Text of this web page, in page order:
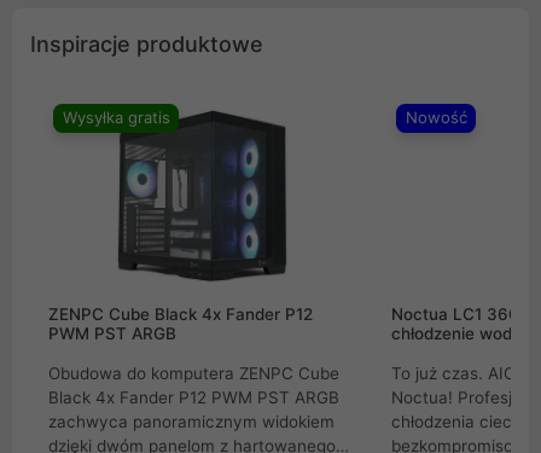
Inspiracje produktowe
Wysyłka gratis
ZENPC Cube Black 4x Fander P12
PWM PST ARGB
Obudowa do komputera ZENPC Cube
Black 4x Fander P12 PWM PST ARGB
zachwyca panoramicznym widokiem
dzięki dwóm panelom z hartowanego
Nowość
Noctua LC1
chłodzenie wodne
To już czas. AIO
Noctua!
chłodzenia cieczą